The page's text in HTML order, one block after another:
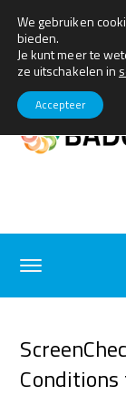
+31(0)79 360
My
We gebruiken
bieden.
Je kunt meer te
ze uitschakelen in
Accepteer